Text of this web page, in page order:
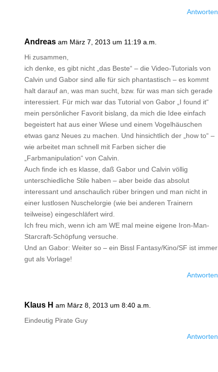
Antworten
Andreas am März 7, 2013 um 11:19 a.m.
Hi zusammen,
ich denke, es gibt nicht „das Beste“ – die Video-Tutorials von
Calvin und Gabor sind alle für sich phantastisch – es kommt
halt darauf an, was man sucht, bzw. für was man sich gerade
interessiert. Für mich war das Tutorial von Gabor „I found it“
mein persönlicher Favorit bislang, da mich die Idee einfach
begeistert hat aus einer Wiese und einem Vogelhäuschen
etwas ganz Neues zu machen. Und hinsichtlich der „how to“ –
wie arbeitet man schnell mit Farben sicher die
„Farbmanipulation“ von Calvin.
Auch finde ich es klasse, daß Gabor und Calvin völlig
unterschiedliche Stile haben – aber beide das absolut
interessant und anschaulich rüber bringen und man nicht in
einer lustlosen Nuschelorgie (wie bei anderen Trainern
teilweise) eingeschläfert wird.
Ich freu mich, wenn ich am WE mal meine eigene Iron-Man-
Starcraft-Schöpfung versuche.
Und an Gabor: Weiter so – ein Bissl Fantasy/Kino/SF ist immer
gut als Vorlage!
Antworten
Klaus H am März 8, 2013 um 8:40 a.m.
Eindeutig Pirate Guy
Antworten